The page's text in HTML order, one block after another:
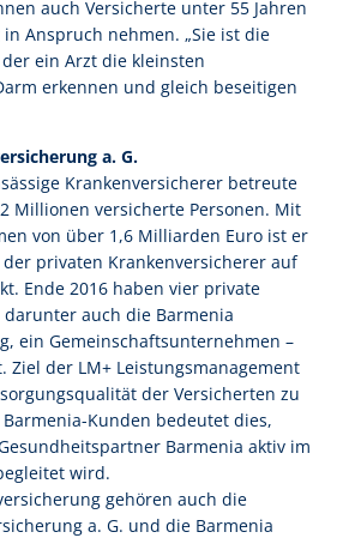
auch Versicherte unter 55 Jahren
Anspruch nehmen. „Sie ist die
ein Arzt die kleinsten
erkennen und gleich beseitigen
a. G.
Krankenversicherer betreute
Millionen versicherte Personen. Mit
von über 1,6 Milliarden Euro ist er
privaten Krankenversicherer auf
Ende 2016 haben vier private
auch die Barmenia
ein Gemeinschaftsunternehmen –
Ziel der LM+ Leistungsmanagement
der Versicherten zu
Kunden bedeutet dies,
Barmenia aktiv im
wird.
gehören auch die
a. G. und die Barmenia